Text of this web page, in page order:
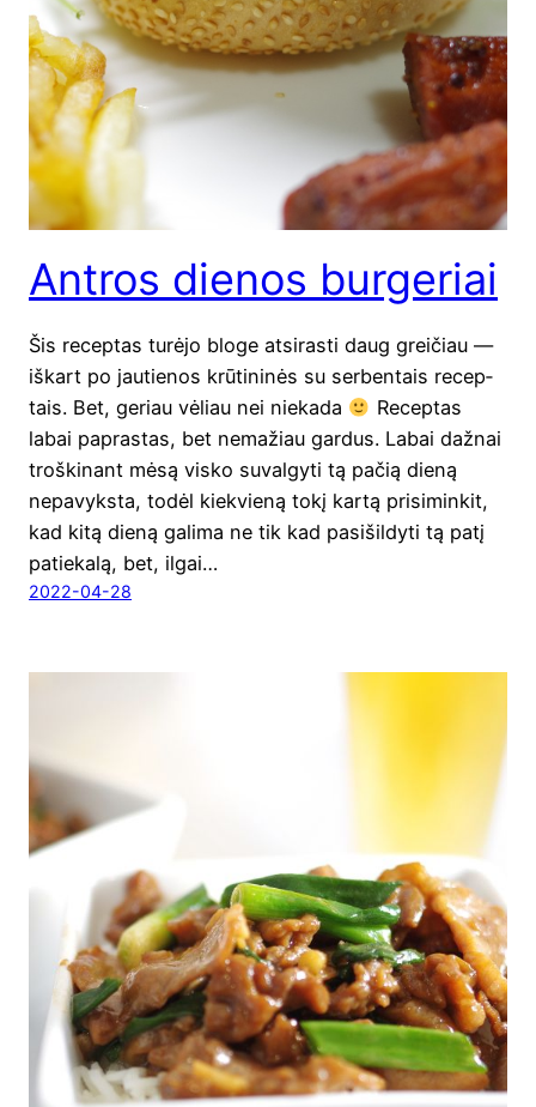
Antros dienos burgeriai
Šis recep­tas turė­jo blo­ge atsi­ra­sti daug grei­čiau —
iškart po jau­tie­nos krū­ti­ni­nės su ser­ben­tais recep­
tais. Bet, geriau vėliau nei nie­ka­da
Recep­tas
labai papras­tas, bet nema­žiau gar­dus. Labai daž­nai
troš­ki­nant mėsą vis­ko suval­gy­ti tą pačią die­ną
nepa­vyks­ta, todėl kiek­vie­ną tokį kar­tą pri­si­min­kit,
kad kitą die­ną gali­ma ne tik kad pasi­šil­dy­ti tą patį
patie­ka­lą, bet, ilgai…
2022-04-28